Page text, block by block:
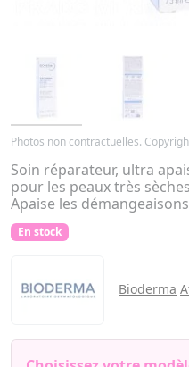
Photos non contractuelles.
Soin réparateur, ultra
pour les peaux très
Apaise les
En stock
Bioderma